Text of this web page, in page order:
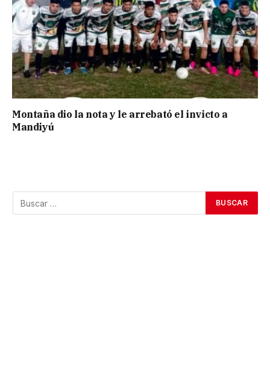
Montaña dio la nota y le arrebató el invicto a
Mandiyú